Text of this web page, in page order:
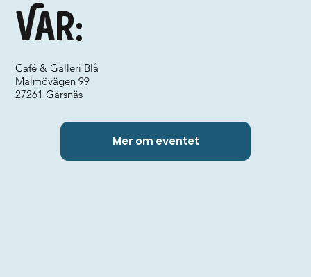
Var:
Café & Galleri Blå
Malmövägen 99
27261 Gärsnäs
Mer om eventet